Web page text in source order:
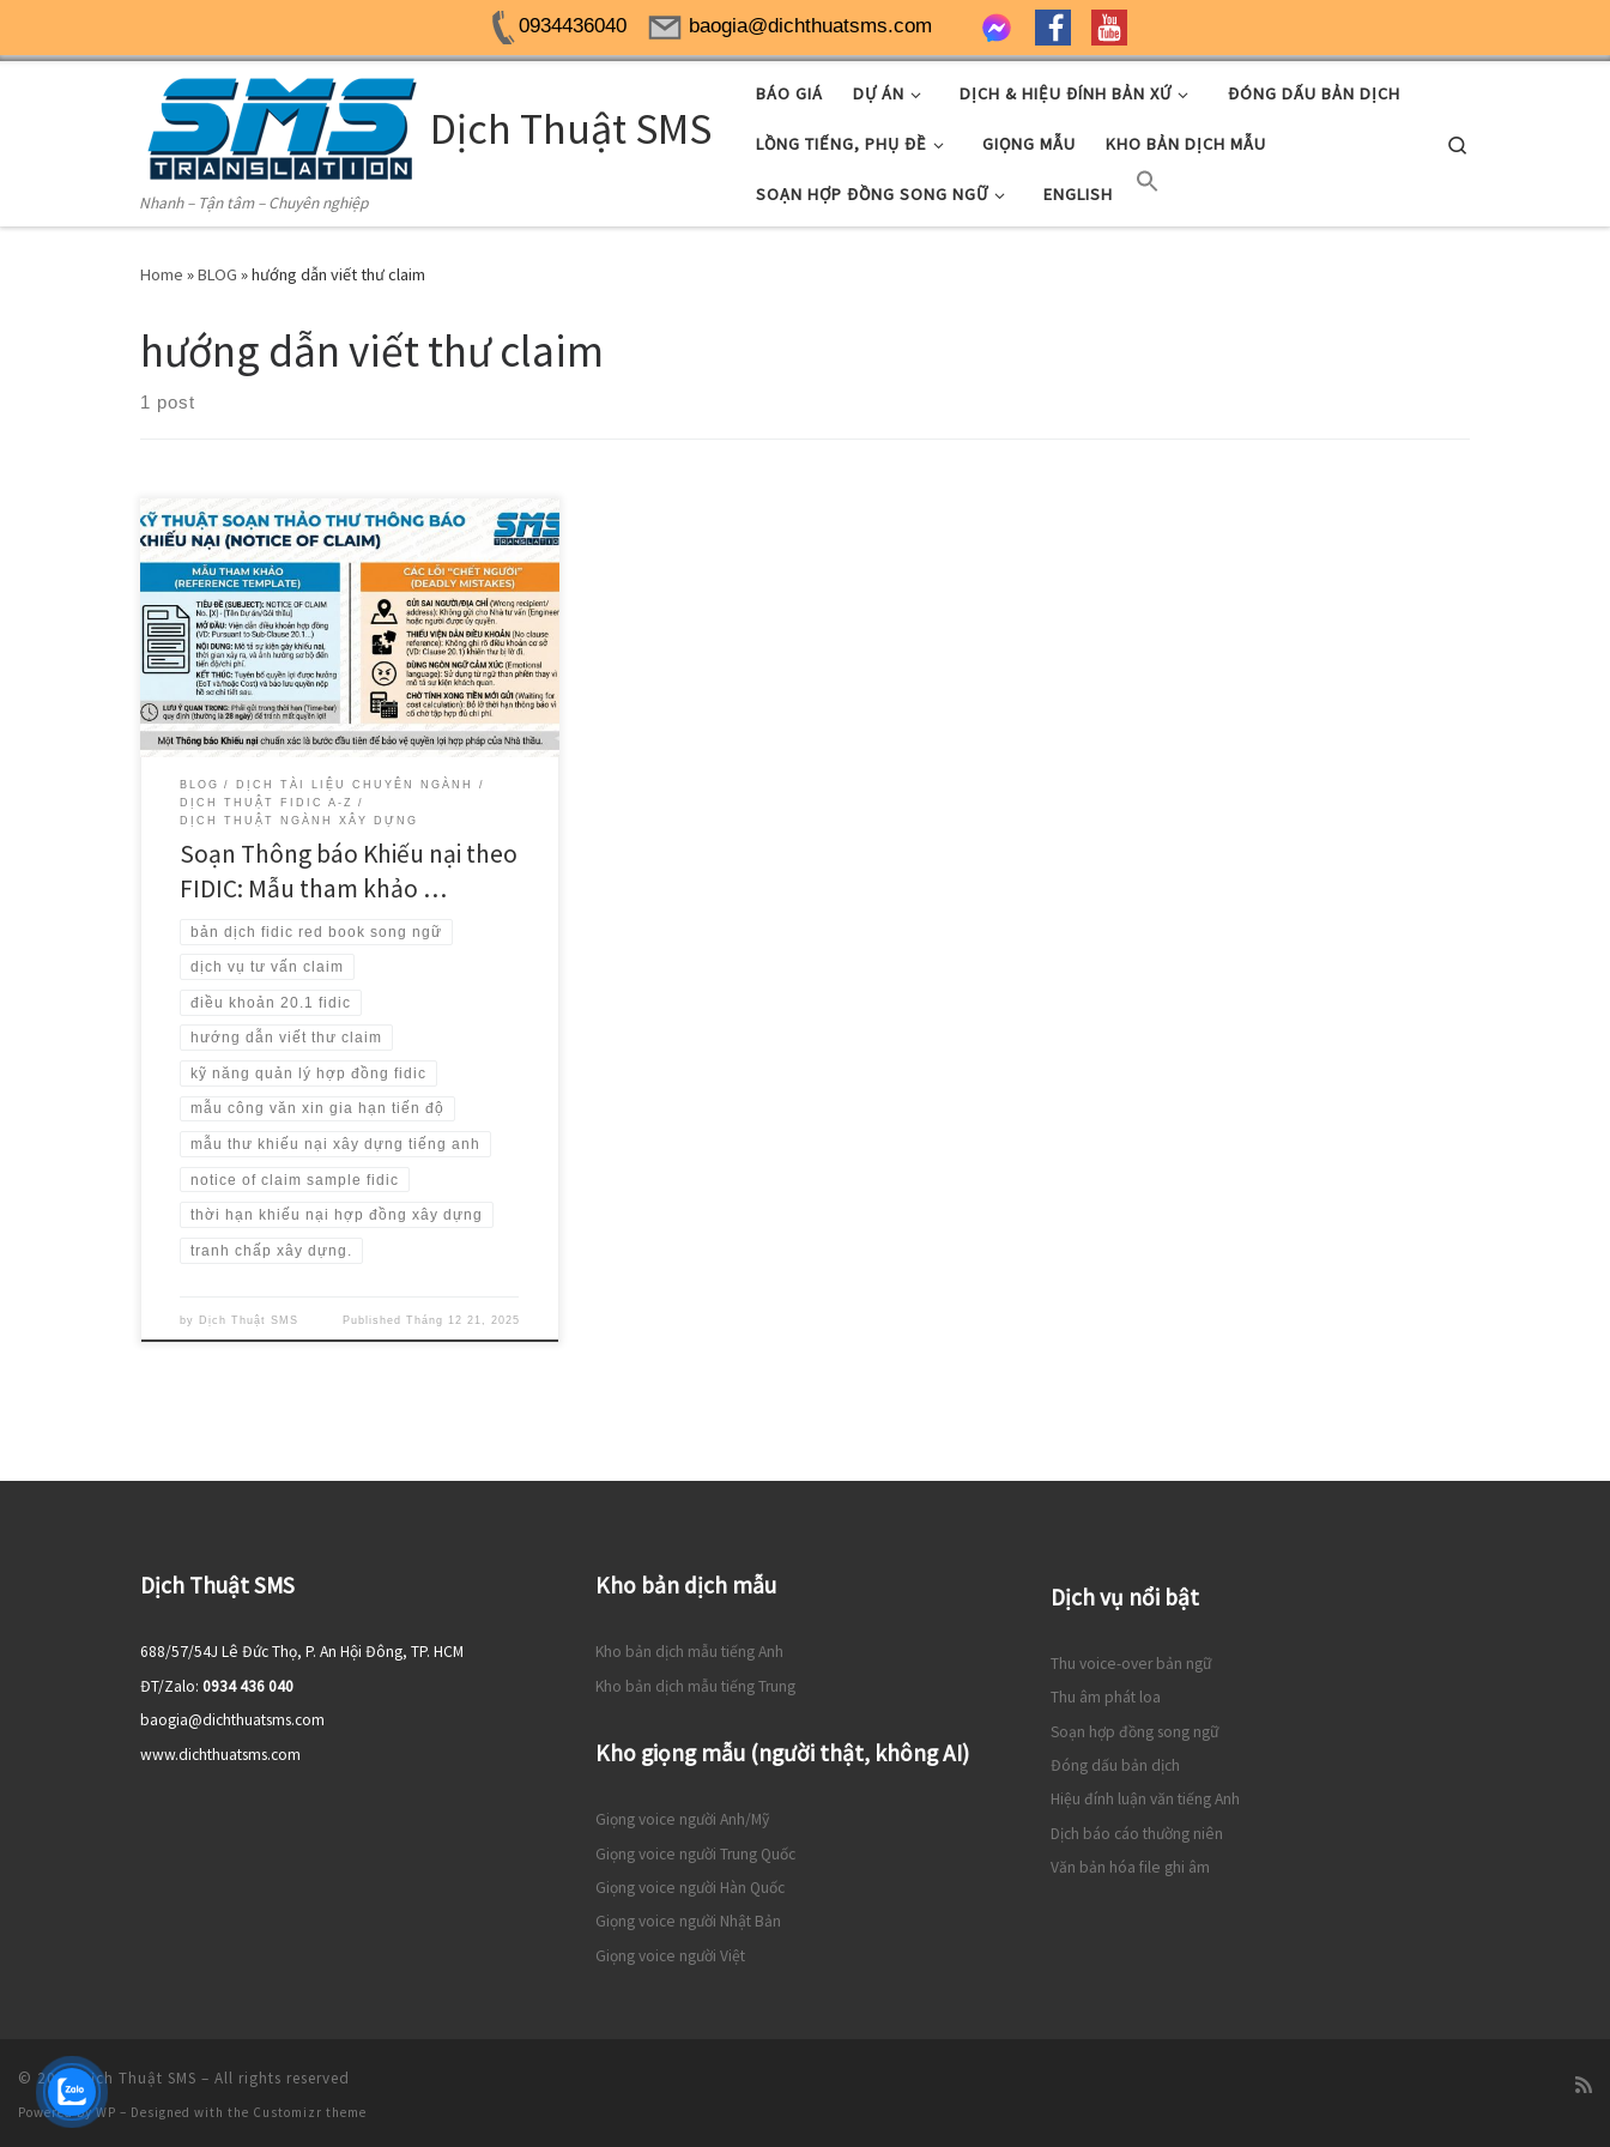
0934436040 baogia@dichthuatsms.com
Dịch Thuật SMS
Nhanh – Tận tâm – Chuyên nghiệp
BÁO GIÁ DỰ ÁN DỊCH & HIỆU ĐÍNH BẢN XỨ ĐÓNG DẤU BẢN DỊCH
LỒNG TIẾNG, PHỤ ĐỀ GIỌNG MẪU KHO BẢN DỊCH MẪU
SOẠN HỢP ĐỒNG SONG NGỮ ENGLISH
Home »BLOG »hướng dẫn viết thư claim
hướng dẫn viết thư claim
1 post
Nếu coi việc quản lý hợp đồng FIDIC là một cuộc chiến
pháp lý, thì “Thư Thông báo Khiếu nại” (Notice of
Claim) chính là phát súng đầu tiên. Một phát súng chuẩn
xác sẽ mở ra cơ hội đàm phán và thu hồi chi phí. Một
phát súng “lép” […]
BLOG
DỊCH TÀI LIỆU CHUYÊN NGÀNH
DỊCH THUẬT FIDIC A-Z
DỊCH THUẬT NGÀNH XÂY DỰNG
Soạn Thông báo Khiếu nại theo
FIDIC: Mẫu tham khảo …
bản dịch fidic red book song ngữ
dịch vụ tư vấn claim
điều khoản 20.1 fidic
hướng dẫn viết thư claim
kỹ năng quản lý hợp đồng fidic
mẫu công văn xin gia hạn tiến độ
mẫu thư khiếu nại xây dựng tiếng anh
notice of claim sample fidic
thời hạn khiếu nại hợp đồng xây dựng
tranh chấp xây dựng.
by Dịch Thuật SMS Published Tháng 12 21, 2025
Dịch Thuật SMS
688/57/54J Lê Đức Thọ, P. An Hội Đông, TP. HCM
ĐT/Zalo: 0934 436 040
baogia@dichthuatsms.com
www.dichthuatsms.com
Kho bản dịch mẫu
Kho bản dịch mẫu tiếng Anh
Kho bản dịch mẫu tiếng Trung
Kho giọng mẫu (người thật, không AI)
Giọng voice người Anh/Mỹ
Giọng voice người Trung Quốc
Giọng voice người Hàn Quốc
Giọng voice người Nhật Bản
Giọng voice người Việt
Dịch vụ nổi bật
Thu voice-over bản ngữ
Thu âm phát loa
Soạn hợp đồng song ngữ
Đóng dấu bản dịch
Hiệu đính luận văn tiếng Anh
Dịch báo cáo thường niên
Văn bản hóa file ghi âm
© 2026 Dịch Thuật SMS – All rights reserved
Powered byWP – Designed with the Customizr theme